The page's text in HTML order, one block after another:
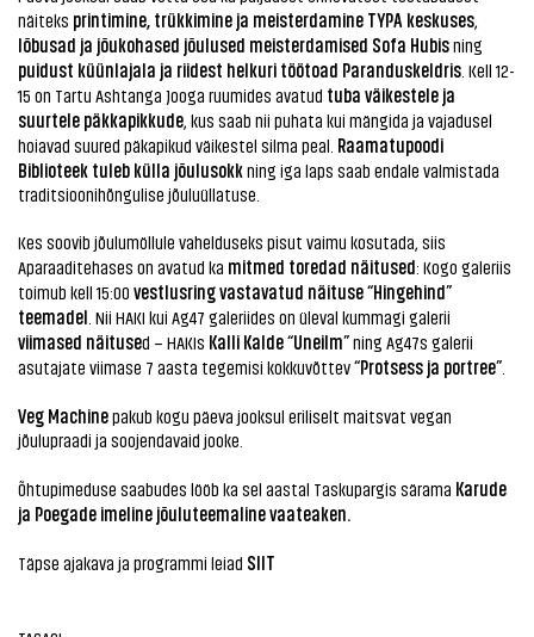
näiteks printimine, trükkimine ja meisterdamine TYPA keskuses,
lõbusad ja jõukohased jõulused meisterdamised Sofa Hubisning
puidust küünlajala ja riidest helkuri töötoad Paranduskeldris . Kell 12-
15 on Tartu Ashtanga Jooga ruumides avatud tuba väikestele ja
suurtele päkkapikkude, kus saab nii puhata kui mängida ja vajadusel
hoiavad suured päkapikud väikestel silma peal. Raamatupoodi
Biblioteek tuleb külla jõulusokkning iga laps saab endale valmistada
traditsioonihõngulise jõuluüllatuse.
Kes soovib jõulumöllule vahelduseks pisut vaimu kosutada, siis
Aparaaditehases on avatud ka mitmed toredad näitused: Kogo galeriis
toimub kell 15:00 vestlusring vastavatud näituse “Hingehind”
teemadel . Nii HAKI kui Ag47 galeriides on üleval kummagi galerii
viimased näitused – HAKIs Kalli Kalde “Uneilm”ning Ag47s galerii
asutajate viimase 7 aasta tegemisi kokkuvõttev“Protsess ja portree”
Veg Machinepakub kogu päeva jooksul eriliselt maitsvat vegan
jõulupraadi ja soojendavaid jooke.
Õhtupimeduse saabudes lööb ka sel aastal Taskupargis särama Karude
ja Poegade imeline jõuluteemaline vaateaken.
Täpse ajakava ja programmi leiad SIIT